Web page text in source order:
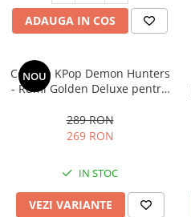
ADAUGA IN COS
NOU
Costum KPop Demon Hunters
- Rumi Golden Deluxe pentru
289 RON
269 RON
IN STOC
VEZI VARIANTE